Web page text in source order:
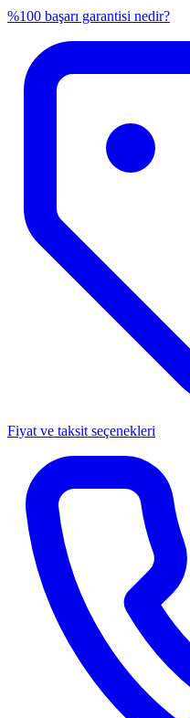
%100 başarı garantisi nedir?
Fiyat ve taksit seçenekleri